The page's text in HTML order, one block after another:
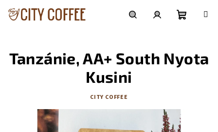
obsah
košík
Tanzánie, AA+ South Nyota
Kusini
CITY COFFEE